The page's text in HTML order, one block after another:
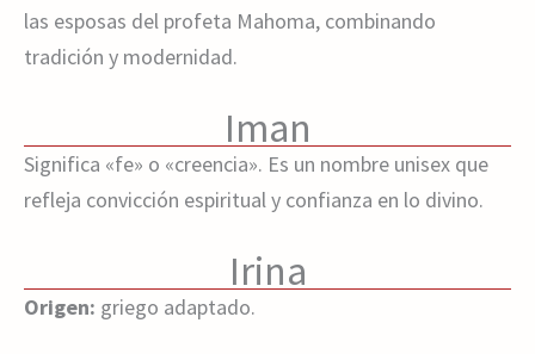
las esposas del profeta Mahoma, combinando
tradición y modernidad.
Iman
Significa «fe» o «creencia». Es un nombre unisex que
refleja convicción espiritual y confianza en lo divino.
Irina
Origen: griego adaptado.